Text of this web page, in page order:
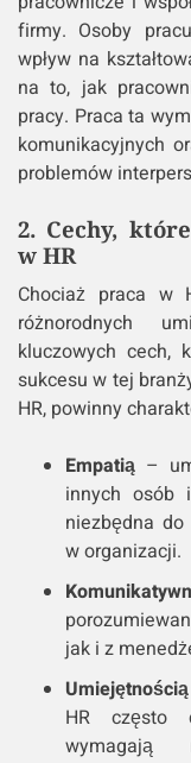
firmy. Osoby
wpływ na
na to, jak
pracy. Praca ta
komunikacyjnych
problemów
2. Cechy,
w HR
Chociaż praca w
różnorodnych
kluczowych cech,
sukcesu w tej
HR, powinny
Empatią –
innych osób
niezbędna
w organizacji.
jak i z
HR często
wymagają